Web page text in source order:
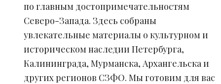
по главным достопримечательностям
Северо-Запада. Здесь собраны
увлекательные материалы о культурном и
историческом наследии Петербурга,
Калининграда, Мурманска, Архангельска и
других регионов СЗФО. Мы готовим для вас